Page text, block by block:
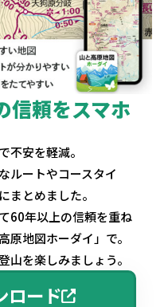
信頼をスマホ
不安を軽減。
ルートやコースタイ
まとめました。
60年以上の信頼を重ね
原地図ホーダイ」で。
山を楽しみましょう。
ロード